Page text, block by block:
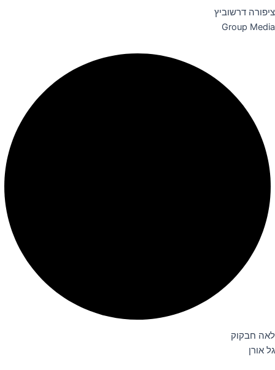
ציפורה דרשוביץ
Group Media
לאה חבקוק
גל אורן